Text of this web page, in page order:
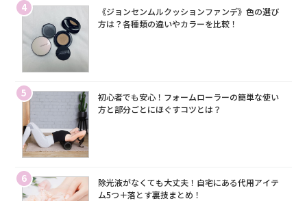
4
《ジョンセンムルクッションファンデ》色の選び
方は？各種類の違いやカラーを比較！
5
初心者でも安心！フォームローラーの簡単な使い
方と部分ごとにほぐすコツとは？
6
除光液がなくても大丈夫！自宅にある代用アイテ
ム5つ＋落とす裏技まとめ！